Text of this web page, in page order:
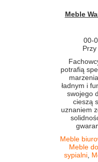
Meble
00-
potrafią
ładnym i
swojego
cieszą
uznaniem
Meble
Meble
sypialni,